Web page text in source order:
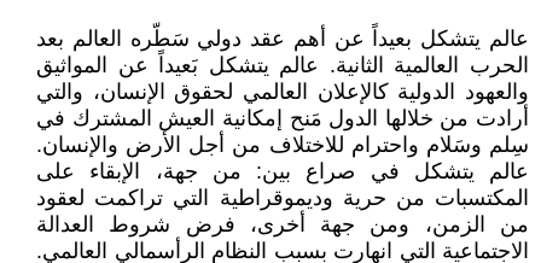
عالم يتشكل بعيداً عن أهم عقد دولي سَطّره العالم بعد
الحرب العالمية الثانية. عالم يتشكل بَعيداً عن المواثيق
والعهود الدولية كالإعلان العالمي لحقوق الإنسان، والتي
أرادت من خلالها الدول مَنح إمكانية العيش المشترك في
سِلم وسَلام واحترام للاختلاف من أجل الأرض والإنسان.
عالم يتشكل في صراع بين: من جهة، الإبقاء على
المكتسبات من حرية وديموقراطية التي تراكمت لعقود
من الزمن، ومن جهة أخرى، فرض شروط العدالة
الاجتماعية التي انهارت بسبب النظام الرأسمالي العالمي.